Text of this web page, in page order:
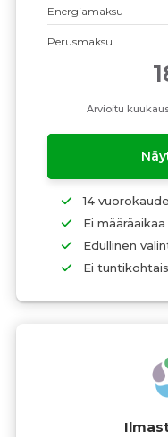
Energiamaksu
Perusmaksu
Arvioitu
14
Ei määräaikaa
Edullinen
Ei